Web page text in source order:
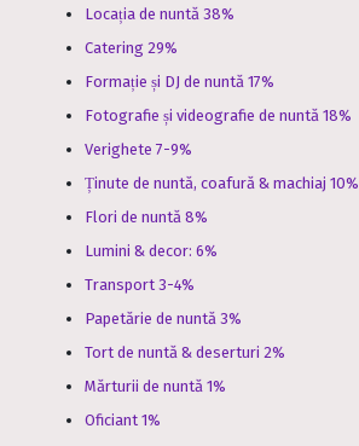
Locația de nuntă 38%
Catering 29%
Formație și DJ de nuntă 17%
Fotografie și videografie de nuntă 18%
Verighete 7-9%
Ținute de nuntă, coafură & machiaj 10%
Flori de nuntă 8%
Lumini & decor: 6%
Transport 3-4%
Papetărie de nuntă 3%
Tort de nuntă & deserturi 2%
Mărturii de nuntă 1%
Oficiant 1%